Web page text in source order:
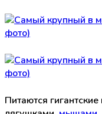
Питаются